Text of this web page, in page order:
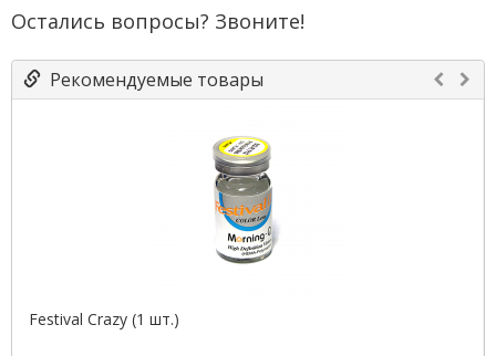
Остались вопросы? Звоните!
Рекомендуемые товары
Festival Crazy (1 шт.)